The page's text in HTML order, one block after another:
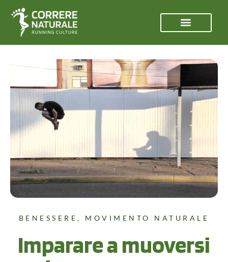
BENESSERE, MOVIMENTO NATURALE
Imparare a muoversi